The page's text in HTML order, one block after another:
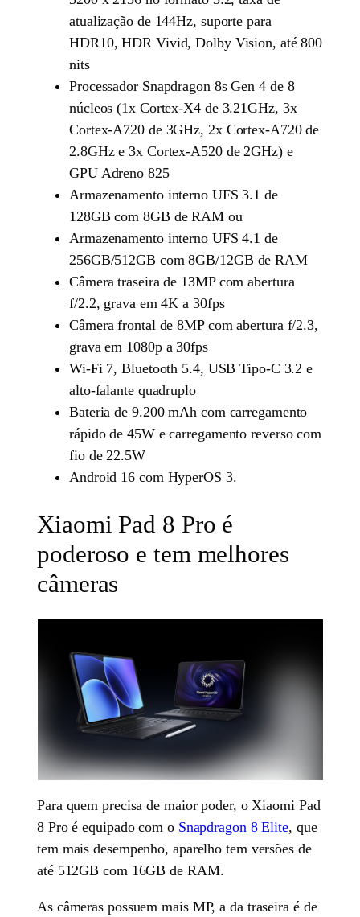
atualização de 144Hz, suporte para
HDR10, HDR Vivid, Dolby Vision, até 800
nits
Processador Snapdragon 8s Gen 4 de 8
núcleos (1x Cortex-X4 de 3.21GHz, 3x
Cortex-A720 de 3GHz, 2x Cortex-A720 de
2.8GHz e 3x Cortex-A520 de 2GHz) e
GPU Adreno 825
Armazenamento interno UFS 3.1 de
128GB com 8GB de RAM ou
Armazenamento interno UFS 4.1 de
256GB/512GB com 8GB/12GB de RAM
Câmera traseira de 13MP com abertura
f/2.2, grava em 4K a 30fps
Câmera frontal de 8MP com abertura f/2.3,
grava em 1080p a 30fps
Wi-Fi 7, Bluetooth 5.4, USB Tipo-C 3.2 e
alto-falante quadruplo
Bateria de 9.200 mAh com carregamento
rápido de 45W e carregamento reverso com
fio de 22.5W
Android 16 com HyperOS 3.
Xiaomi Pad 8 Pro é
poderoso e tem melhores
câmeras
Para quem precisa de maior poder, o Xiaomi Pad
8 Pro é equipado com o Snapdragon 8 Elite, que
tem mais desempenho, aparelho tem versões de
até 512GB com 16GB de RAM.
As câmeras possuem mais MP, a da traseira é de